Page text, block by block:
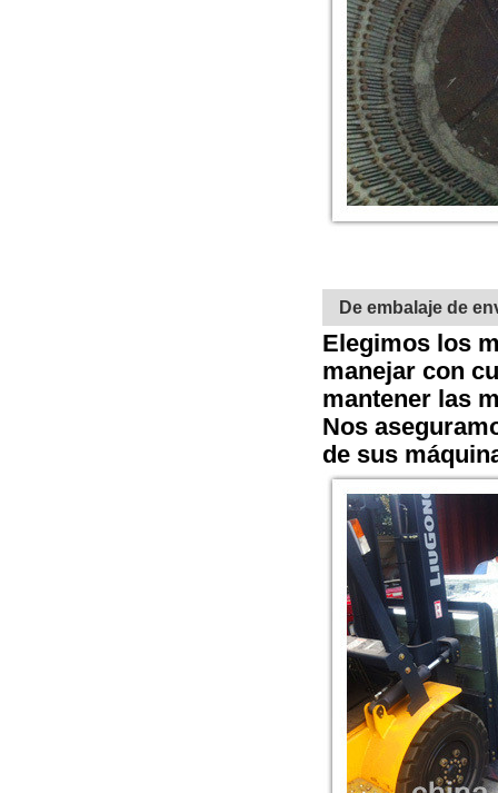
De embalaje de
Elegimos los
manejar con
mantener las
Nos
de sus